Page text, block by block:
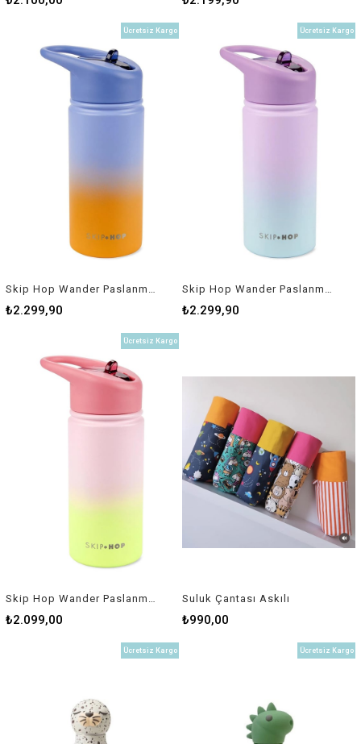
₺2.299,90
Ücretsiz Kargo
₺2.299,90
Ücretsiz Kargo
Skip Hop Wander Paslanmaz Çelik Suluk Pembe
₺2.099,00
Ücretsiz Kargo
Suluk Çantası Askılı
₺990,00
Ücretsiz Kargo Ücretsiz Kargo